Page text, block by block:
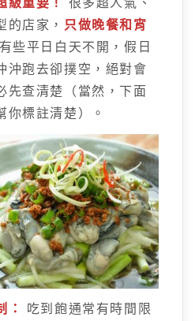
級重要！
很多超人氣、
的店家， 只做晚餐和宵
些平日白天不開，假日
沖跑去卻撲空，絕對會
先查清楚（當然，下面
你標註清楚）。
：
吃到飽通常有時間限